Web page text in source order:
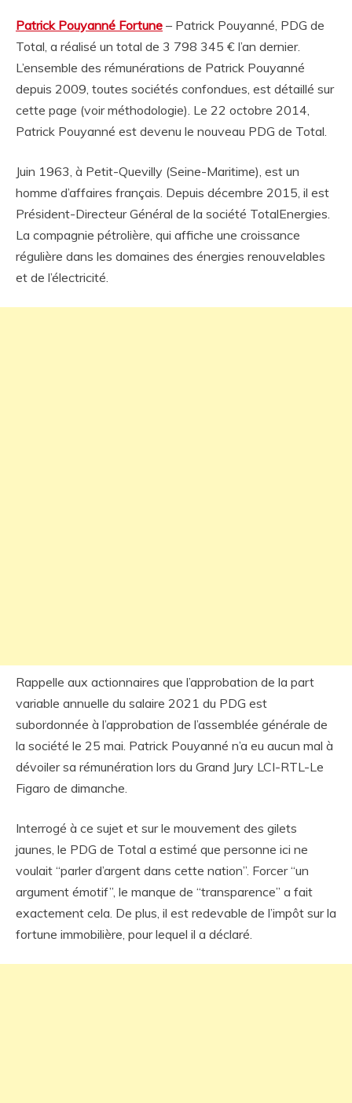
Patrick Pouyanné Fortune – Patrick Pouyanné, PDG de
Total, a réalisé un total de 3 798 345 € l’an dernier.
L’ensemble des rémunérations de Patrick Pouyanné
depuis 2009, toutes sociétés confondues, est détaillé sur
cette page (voir méthodologie). Le 22 octobre 2014,
Patrick Pouyanné est devenu le nouveau PDG de Total.
Juin 1963, à Petit-Quevilly (Seine-Maritime), est un
homme d’affaires français. Depuis décembre 2015, il est
Président-Directeur Général de la société TotalEnergies.
La compagnie pétrolière, qui affiche une croissance
régulière dans les domaines des énergies renouvelables
et de l’électricité.
Rappelle aux actionnaires que l’approbation de la part
variable annuelle du salaire 2021 du PDG est
subordonnée à l’approbation de l’assemblée générale de
la société le 25 mai. Patrick Pouyanné n’a eu aucun mal à
dévoiler sa rémunération lors du Grand Jury LCI-RTL-Le
Figaro de dimanche.
Interrogé à ce sujet et sur le mouvement des gilets
jaunes, le PDG de Total a estimé que personne ici ne
voulait “parler d’argent dans cette nation”. Forcer “un
argument émotif”, le manque de “transparence” a fait
exactement cela. De plus, il est redevable de l’impôt sur la
fortune immobilière, pour lequel il a déclaré.